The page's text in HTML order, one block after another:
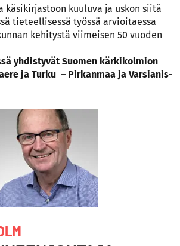
käsikirjastoon kuuluva ja uskon siitä
tieteellisessä työssä arvioitaessa
kehitystä viimeisen 50 vuoden
yhdistyvät Suomen kärkikolmion
ja Turku – Pirkanmaa ja Varsianis-